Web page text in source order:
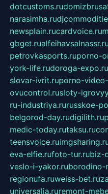
dotcustoms.ru
narasimha.ru
newsplain.rucardvoice.ru
gbget.rualfeihavsalnassr.ru
petrovkasports.ruporno-
york-life.rudoroga-expo.ru
slovar-ivrit.ruporno-
ovucontrol.rusloty-
ru-industriya.rurusskoe-
belgorod-day.rudigilith.ru
medic-today.rutaksu.ru
teensvoice.ru
eva-elfie.rufoto-tur.rubiz-
veslo-i-yakor.ruborodino-
regionufa.ruweiss-bet.ru
universalia.ruremont-